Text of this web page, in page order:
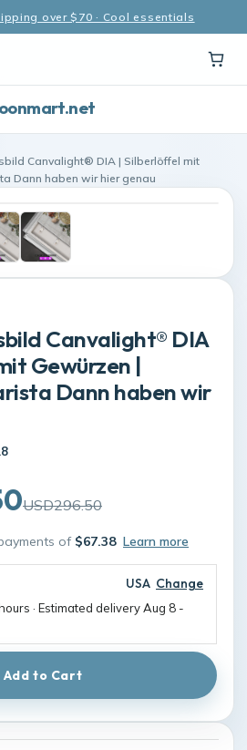
over $70 · Cool essentials
Canvalight® DIA | Silberlöffel mit
Dann haben wir hier genau
Canvalight® DIA
Gewürzen |
Dann haben wir
USD296.50
of $67.38 Learn more
USA Change
· Estimated deliveryAug 8 -
Add to Cart